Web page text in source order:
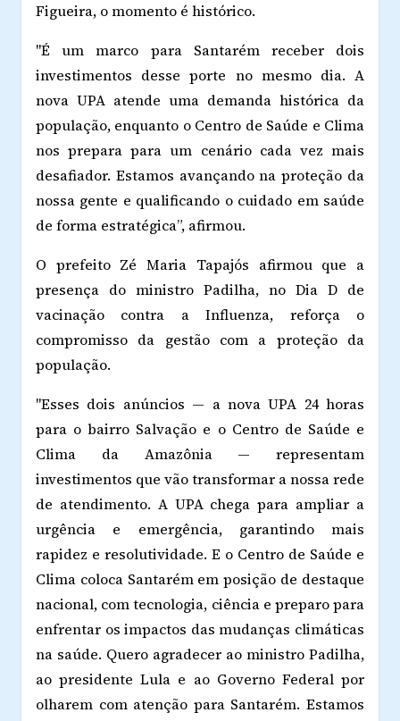
Figueira, o momento é histórico.
"É um marco para Santarém receber dois
investimentos desse porte no mesmo dia. A
nova UPA atende uma demanda histórica da
população, enquanto o Centro de Saúde e Clima
nos prepara para um cenário cada vez mais
desafiador. Estamos avançando na proteção da
nossa gente e qualificando o cuidado em saúde
de forma estratégica”, afirmou.
O prefeito Zé Maria Tapajós afirmou que a
presença do ministro Padilha, no Dia D de
vacinação contra a Influenza, reforça o
compromisso da gestão com a proteção da
população.
"Esses dois anúncios — a nova UPA 24 horas
para o bairro Salvação e o Centro de Saúde e
Clima da Amazônia — representam
investimentos que vão transformar a nossa rede
de atendimento. A UPA chega para ampliar a
urgência e emergência, garantindo mais
rapidez e resolutividade. E o Centro de Saúde e
Clima coloca Santarém em posição de destaque
nacional, com tecnologia, ciência e preparo para
enfrentar os impactos das mudanças climáticas
na saúde. Quero agradecer ao ministro Padilha,
ao presidente Lula e ao Governo Federal por
olharem com atenção para Santarém. Estamos